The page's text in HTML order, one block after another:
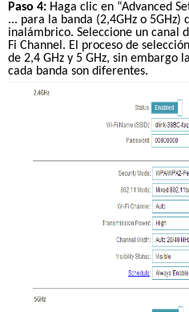
Paso 4: Haga clic en “Advanced
... para la banda (2,4GHz o 5GHz)
inalámbrico. Seleccione un canal
Fi Channel. El proceso de
de 2,4 GHz y 5 GHz, sin embargo
cada banda son diferentes.